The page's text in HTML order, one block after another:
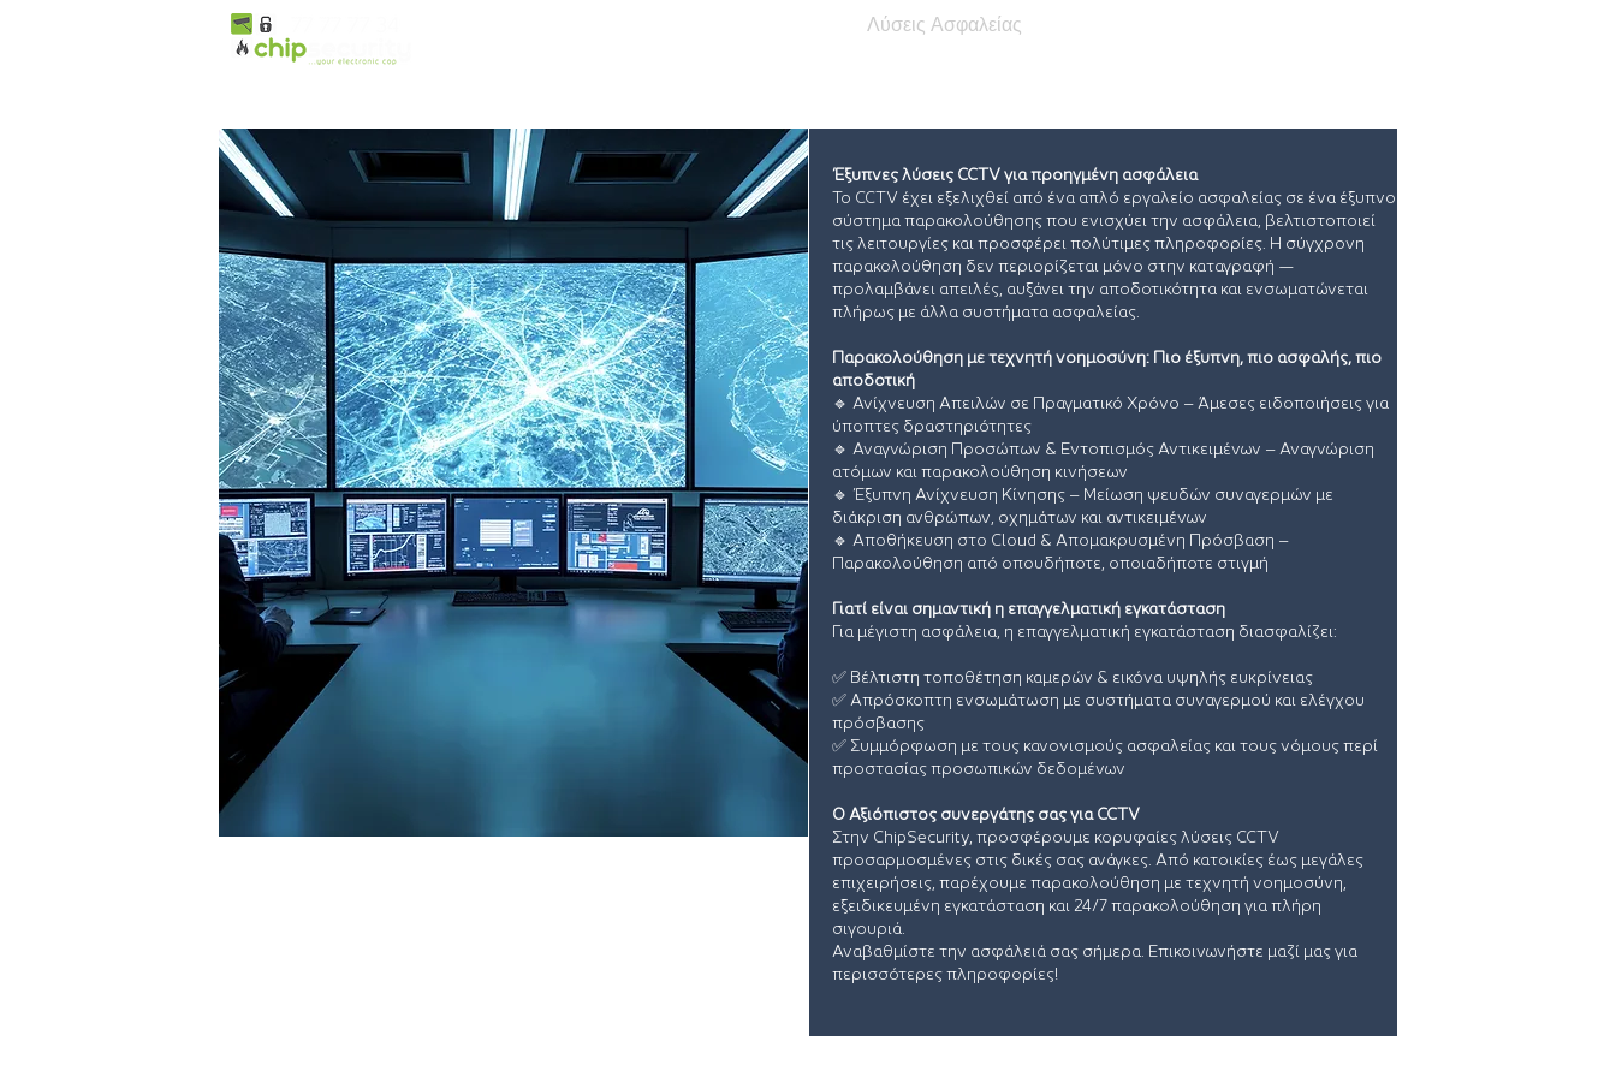
Λύσεις Ασφαλείας
Έξυπνες λύσεις CCTV για προηγμένη ασφάλεια
​Το CCTV έχει εξελιχθεί από ένα απλό εργαλείο ασφαλείας σε ένα έξυπνο
σύστημα παρακολούθησης που ενισχύει την ασφάλεια, βελτιστοποιεί
τις λειτουργίες και προσφέρει πολύτιμες πληροφορίες. Η σύγχρονη
παρακολούθηση δεν περιορίζεται μόνο στην καταγραφή —
προλαμβάνει απειλές, αυξάνει την αποδοτικότητα και ενσωματώνεται
πλήρως με άλλα συστήματα ασφαλείας.
Παρακολούθηση με τεχνητή νοημοσύνη: Πιο έξυπνη, πιο ασφαλής, πιο
αποδοτική
🔹 Ανίχνευση Απειλών σε Πραγματικό Χρόνο – Άμεσες ειδοποιήσεις για
ύποπτες δραστηριότητες
🔹 Αναγνώριση Προσώπων & Εντοπισμός Αντικειμένων – Αναγνώριση
ατόμων και παρακολούθηση κινήσεων
🔹 Έξυπνη Ανίχνευση Κίνησης – Μείωση ψευδών συναγερμών με
διάκριση ανθρώπων, οχημάτων και αντικειμένων
🔹 Αποθήκευση στο Cloud & Απομακρυσμένη Πρόσβαση –
Παρακολούθηση από οπουδήποτε, οποιαδήποτε στιγμή
Γιατί είναι σημαντική η επαγγελματική εγκατάσταση
Για μέγιστη ασφάλεια, η επαγγελματική εγκατάσταση διασφαλίζει:
✅ Βέλτιστη τοποθέτηση καμερών & εικόνα υψηλής ευκρίνειας
✅ Απρόσκοπτη ενσωμάτωση με συστήματα συναγερμού και ελέγχου
πρόσβασης
✅ Συμμόρφωση με τους κανονισμούς ασφαλείας και τους νόμους περί
προστασίας προσωπικών δεδομένων
Ο Αξιόπιστος συνεργάτης σας για CCTV
Στην ChipSecurity, προσφέρουμε κορυφαίες λύσεις CCTV
προσαρμοσμένες στις δικές σας ανάγκες. Από κατοικίες έως μεγάλες
επιχειρήσεις, παρέχουμε παρακολούθηση με τεχνητή νοημοσύνη,
εξειδικευμένη εγκατάσταση και 24/7 παρακολούθηση για πλήρη
σιγουριά.
Αναβαθμίστε την ασφάλειά σας σήμερα. Επικοινωνήστε μαζί μας για
περισσότερες πληροφορίες!